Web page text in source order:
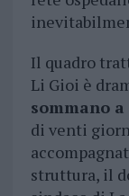
Il quadro
Li Gioi è
sommano
di venti
struttura, il